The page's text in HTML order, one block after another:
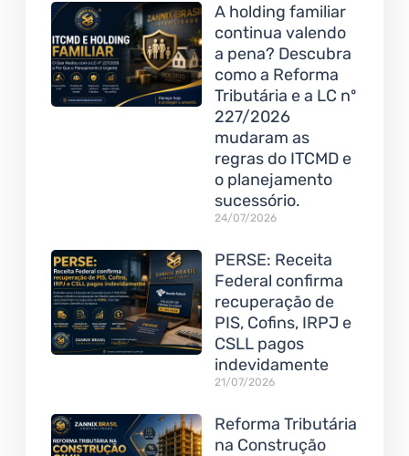
A holding familiar
continua valendo
a pena? Descubra
como a Reforma
Tributária e a LC nº
227/2026
mudaram as
regras do ITCMD e
o planejamento
sucessório.
24/07/2026
PERSE: Receita
Federal confirma
recuperação de
PIS, Cofins, IRPJ e
CSLL pagos
indevidamente
21/07/2026
Reforma Tributária
na Construção